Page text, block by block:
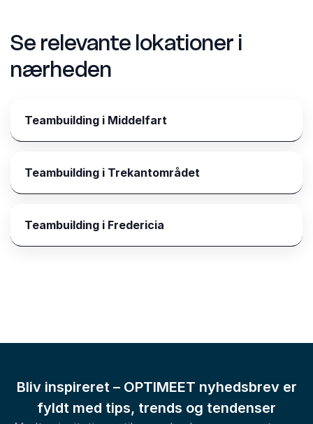
Se relevante lokationer i
nærheden
Teambuilding i Middelfart
Teambuilding i Trekantområdet
Teambuilding i Fredericia
Bliv inspireret – OPTIMEET nyhedsbrev er
fyldt med tips, trends og tendenser